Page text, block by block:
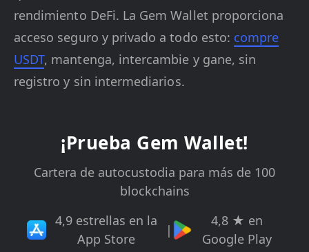
rendimiento DeFi. La Gem Wallet proporciona
acceso seguro y privado a todo esto: compre
USDT, mantenga, intercambie y gane, sin
registro y sin intermediarios.
¡Prueba Gem Wallet!
Cartera de autocustodia para más de 100
blockchains
4,9 estrellas en la
App Store
|
4,8 ★ en
Google Play